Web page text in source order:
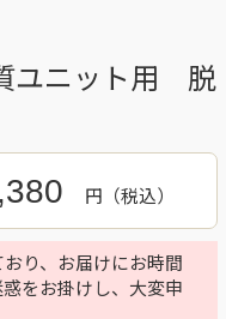
ユニット用 脱
円
り、お届けにお時間
をお掛けし、大変申